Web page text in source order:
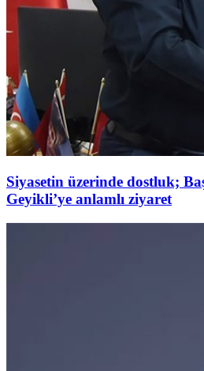
Siyasetin üzerinde dostluk;
Geyikli’ye anlamlı ziyaret